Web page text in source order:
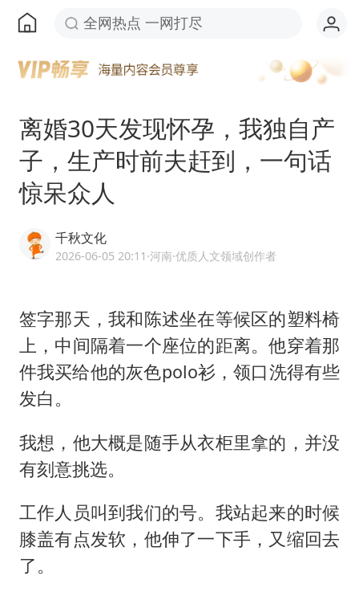
全网热点 一网打尽
离婚30天发现怀孕，我独自产
子，生产时前夫赶到，一句话
惊呆众人
千秋文化
2026-06-05 20:11 ·河南·优质人文领域创作者
签字那天，我和陈述坐在等候区的塑料椅
上，中间隔着一个座位的距离。他穿着那
件我买给他的灰色polo衫，领口洗得有些
发白。
我想，他大概是随手从衣柜里拿的，并没
有刻意挑选。
工作人员叫到我们的号。我站起来的时候
膝盖有点发软，他伸了一下手，又缩回去
了。